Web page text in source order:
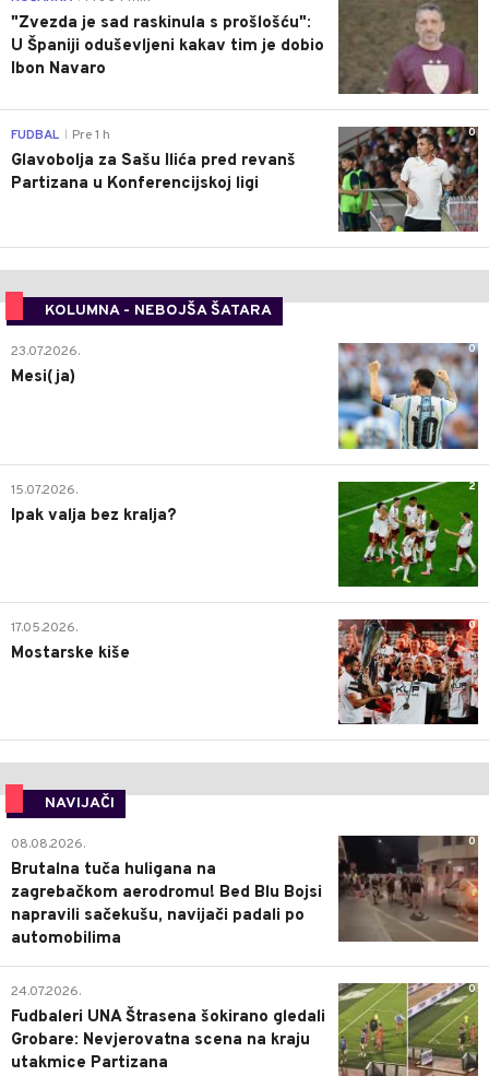
"Zvezda je sad raskinula s prošlošću":
U Španiji oduševljeni kakav tim je dobio
Ibon Navaro
0
FUDBAL Pre 1 h
Glavobolja za Sašu Ilića pred revanš
Partizana u Konferencijskoj ligi
KOLUMNA - NEBOJŠA ŠATARA
0
23.07.2026.
Mesi(ja)
2
15.07.2026.
Ipak valja bez kralja?
0
17.05.2026.
Mostarske kiše
NAVIJAČI
0
08.08.2026.
Brutalna tuča huligana na
zagrebačkom aerodromu! Bed Blu Bojsi
napravili sačekušu, navijači padali po
automobilima
0
24.07.2026.
Fudbaleri UNA Štrasena šokirano gledali
Grobare: Nevjerovatna scena na kraju
utakmice Partizana